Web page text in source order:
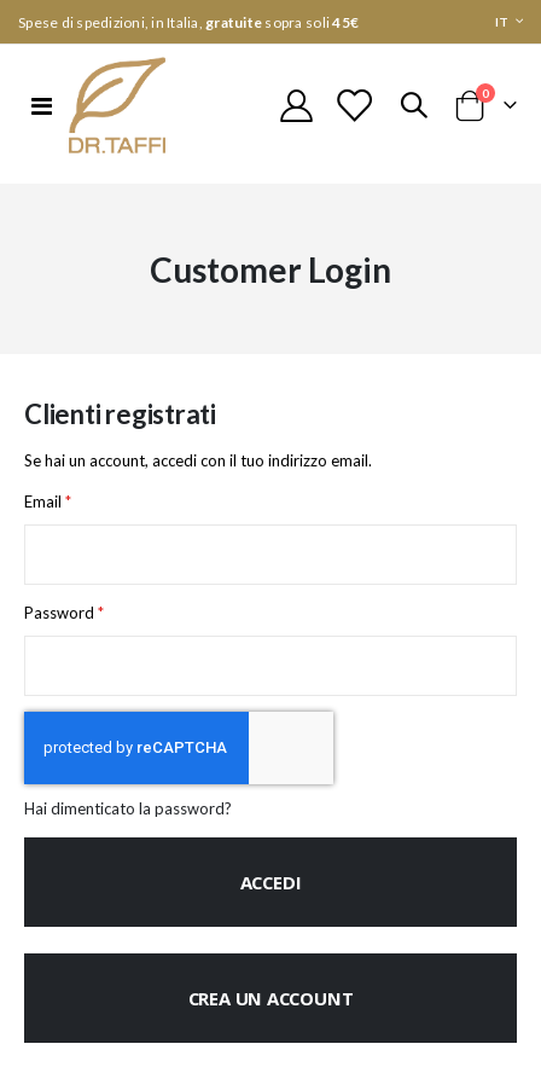
Spese di spedizioni, in Italia, gratuite sopra soli45€ Lingua
IT
Toggle
Nav
Cart
0elementi
Customer Login
Clienti registrati
Se hai un account, accedi con il tuo indirizzo email.
Email
Password
Hai dimenticato la password?
ACCEDI
CREA UN ACCOUNT